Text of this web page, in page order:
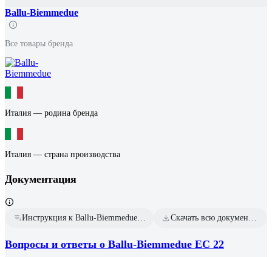
Ballu-Biemmedue
Все товары бренда
Италия — родина бренда
Италия — страна производства
Документация
Инструкция к Ballu-Biemmedue EC 22 Скачать всю документацию
Вопросы и ответы о Ballu-Biemmedue EC 22